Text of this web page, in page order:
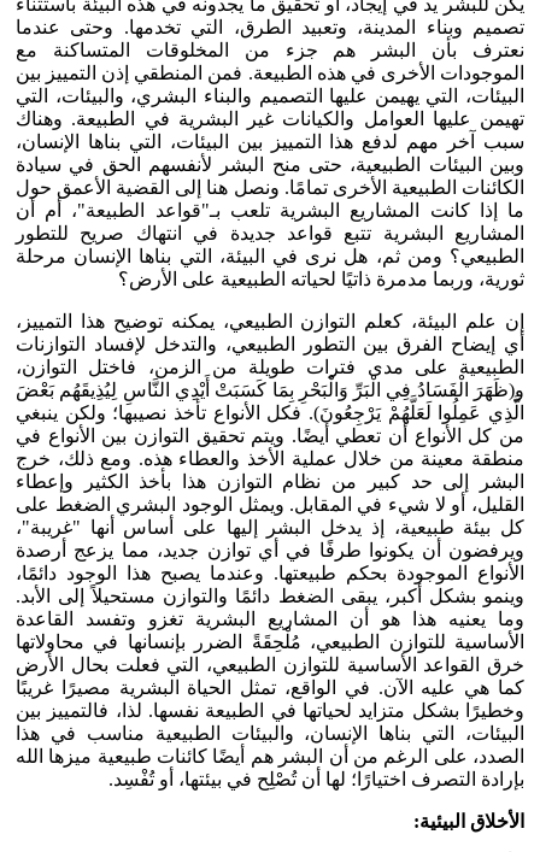
يكن للبشر يد في إيجاد، أو تحقيق ما يجدونه في هذه البيئة باستثناء
تصميم وبناء المدينة، وتعبيد الطرق، التي تخدمها. وحتى عندما
نعترف بأن البشر هم جزء من المخلوقات المتساكنة مع
الموجودات الأخرى في هذه الطبيعة. فمن المنطقي إذن التمييز بين
البيئات، التي يهيمن عليها التصميم والبناء البشري، والبيئات، التي
تهيمن عليها العوامل والكيانات غير البشرية في الطبيعة. وهناك
سبب آخر مهم لدفع هذا التمييز بين البيئات، التي بناها الإنسان،
وبين البيئات الطبيعية، حتى منح البشر لأنفسهم الحق في سيادة
الكائنات الطبيعية الأخرى تمامًا. ونصل هنا إلى القضية الأعمق حول
ما إذا كانت المشاريع البشرية تلعب بـ"قواعد الطبيعة"، أم أن
المشاريع البشرية تتبع قواعد جديدة في انتهاك صريح للتطور
الطبيعي؟ ومن ثم، هل نرى في البيئة، التي بناها الإنسان مرحلة
ثورية، وربما مدمرة ذاتيًا لحياته الطبيعية على الأرض؟
إن علم البيئة، كعلم التوازن الطبيعي، يمكنه توضيح هذا التمييز،
أي إيضاح الفرق بين التطور الطبيعي، والتدخل لإفساد التوازنات
الطبيعية على مدى فترات طويلة من الزمن، فاختل التوازن،
و(ظَهَرَ الْفَسَادُ فِي الْبَرِّ وَالْبَحْرِ بِمَا كَسَبَتْ أَيْدِي النَّاسِ لِيُذِيقَهُم بَعْضَ
الَّذِي عَمِلُوا لَعَلَّهُمْ يَرْجِعُونَ). فكل الأنواع تأخذ نصيبها؛ ولكن ينبغي
من كل الأنواع أن تعطي أيضًا. ويتم تحقيق التوازن بين الأنواع في
منطقة معينة من خلال عملية الأخذ والعطاء هذه. ومع ذلك، خرج
البشر إلى حد كبير من نظام التوازن هذا بأخذ الكثير وإعطاء
القليل، أو لا شيء في المقابل. ويمثل الوجود البشري الضغط على
كل بيئة طبيعية، إذ يدخل البشر إليها على أساس أنها "غريبة"،
ويرفضون أن يكونوا طرفًا في أي توازن جديد، مما يزعج أرصدة
الأنواع الموجودة بحكم طبيعتها. وعندما يصبح هذا الوجود دائمًا،
وينمو بشكل أكبر، يبقى الضغط دائمًا والتوازن مستحيلاً إلى الأبد.
وما يعنيه هذا هو أن المشاريع البشرية تغزو وتفسد القاعدة
الأساسية للتوازن الطبيعي، مُلْحِقَةً الضرر بإنسانها في محاولاتها
خرق القواعد الأساسية للتوازن الطبيعي، التي فعلت بحال الأرض
كما هي عليه الآن. في الواقع، تمثل الحياة البشرية مصيرًا غريبًا
وخطيرًا بشكل متزايد لحياتها في الطبيعة نفسها. لذا، فالتمييز بين
البيئات، التي بناها الإنسان، والبيئات الطبيعية مناسب في هذا
الصدد، على الرغم من أن البشر هم أيضًا كائنات طبيعية ميزها الله
بإرادة التصرف اختيارًا؛ لها أن تُصْلِح في بيئتها، أو تُفْسِد.
الأخلاق البيئية: